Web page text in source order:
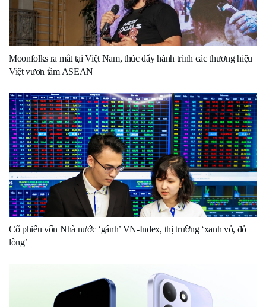
Moonfolks ra mắt tại Việt Nam, thúc đẩy hành trình các thương hiệu
Việt vươn tầm ASEAN
Cổ phiếu vốn Nhà nước ‘gánh’ VN-Index, thị trường ‘xanh vỏ, đỏ
lòng’